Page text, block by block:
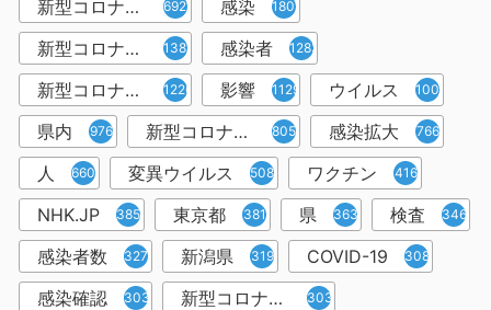
新型コロナウイルス 6921 感染 1809
新型コロナウィルス 1382 感染者 1283
新型コロナウイルス感染症 1226 影響 1129 ウイルス 1001
県内 976 新型コロナウイルス感染 805 感染拡大 766
人 660 変異ウイルス 508 ワクチン 416
NHK.JP 385 東京都 381 県 363 検査 346
感染者数 327 新潟県 319 COVID-19 308
感染確認 303 新型コロナウィルス感染症 303